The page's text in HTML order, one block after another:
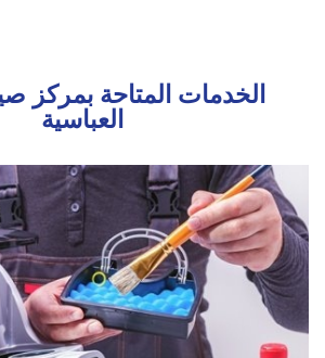
الخدمات المتاحة بمركز
العباسية